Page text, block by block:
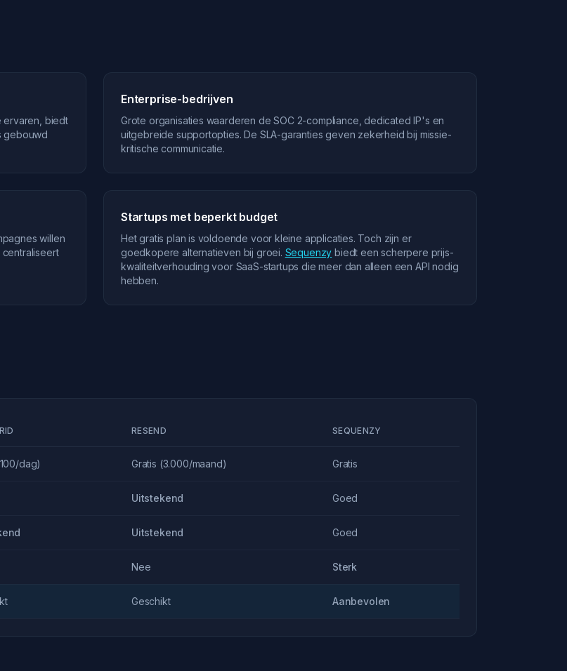
ervaren, biedt
gebouwd
Enterprise-bedrijven
Grote organisaties waarderen de SOC 2-compliance, dedicated IP's en
uitgebreide supportopties. De SLA-garanties geven zekerheid bij missie-
kritische communicatie.
willen
Startups met beperkt budget
Het gratis plan is voldoende voor kleine applicaties. Toch zijn er
goedkopere alternatieven bij groei. Sequenzy biedt een scherpere prijs-
kwaliteitverhouding voor SaaS-startups die meer dan alleen een API nodig
hebben.
RESEND SEQUENZY
dag) Gratis (3.000/maand) Gratis
Uitstekend Goed
Uitstekend Goed
Nee Sterk
Geschikt Aanbevolen